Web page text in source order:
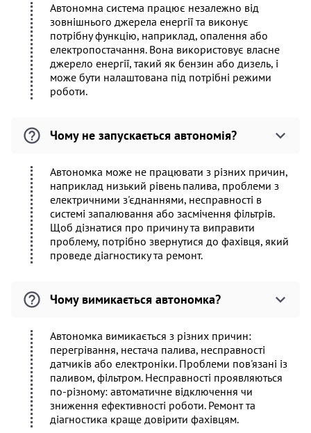
Автономна система працює незалежно від
зовнішнього джерела енергії та виконує
потрібну функцію, наприклад, опалення або
електропостачання. Вона використовує власне
джерело енергії, такий як бензин або дизель, і
може бути налаштована під потрібні режими
роботи.
Чому не запускається автономія?
Автономка може не працювати з різних причин,
наприклад низький рівень палива, проблеми з
електричними з'єднаннями, несправності в
системі запалювання або засмічення фільтрів.
Щоб дізнатися про причину та виправити
проблему, потрібно звернутися до фахівця, який
проведе діагностику та ремонт.
Чому вимикається автономка?
Автономка вимикається з різних причин:
перегрівання, нестача палива, несправності
датчиків або електроніки. Проблеми пов'язані із
паливом, фільтром. Несправності проявляються
по-різному: автоматичне відключення чи
зниження ефективності роботи. Ремонт та
діагностика краще довірити фахівцям.